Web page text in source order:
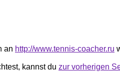
an http://www.tennis-coacher.ru
kannst du zur vorherigen